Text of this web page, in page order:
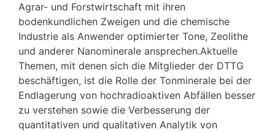
Agrar- und Forstwirtschaft mit ihren
bodenkundlichen Zweigen und die chemische
Industrie als Anwender optimierter Tone, Zeolithe
und anderer Nanominerale ansprechen.Aktuelle
Themen, mit denen sich die Mitglieder der DTTG
beschäftigen, ist die Rolle der Tonminerale bei der
Endlagerung von hochradioaktiven Abfällen besser
zu verstehen sowie die Verbesserung der
quantitativen und qualitativen Analytik von